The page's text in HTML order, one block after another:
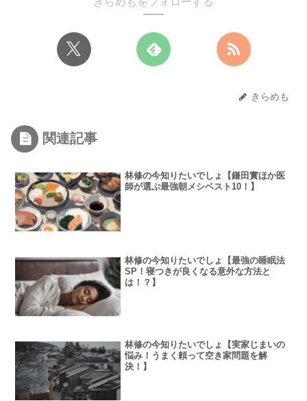
きらめも
関連記事
林修の今知りたいでしょ【鎌田實ほか医
師が選ぶ最強朝メシベスト10！】
林修の今知りたいでしょ【最強の睡眠法
SP！寝つきが良くなる意外な方法と
は！？】
林修の今知りたいでしょ【実家じまいの
悩み！うまく頼って空き家問題を解
決！】